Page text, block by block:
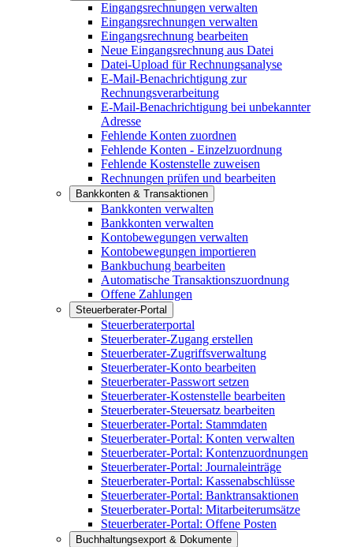
Eingangsrechnungen verwalten
Eingangsrechnungen verwalten
Eingangsrechnung bearbeiten
Neue Eingangsrechnung aus Datei
Datei-Upload für Rechnungsanalyse
E-Mail-Benachrichtigung zur
Rechnungsverarbeitung
E-Mail-Benachrichtigung bei unbekannter
Adresse
Fehlende Konten zuordnen
Fehlende Konten - Einzelzuordnung
Fehlende Kostenstelle zuweisen
Rechnungen prüfen und bearbeiten
Bankkonten & Transaktionen
Bankkonten verwalten
Bankkonten verwalten
Kontobewegungen verwalten
Kontobewegungen importieren
Bankbuchung bearbeiten
Automatische Transaktionszuordnung
Offene Zahlungen
Steuerberater-Portal
Steuerberaterportal
Steuerberater-Zugang erstellen
Steuerberater-Zugriffsverwaltung
Steuerberater-Konto bearbeiten
Steuerberater-Passwort setzen
Steuerberater-Kostenstelle bearbeiten
Steuerberater-Steuersatz bearbeiten
Steuerberater-Portal: Stammdaten
Steuerberater-Portal: Konten verwalten
Steuerberater-Portal: Kontenzuordnungen
Steuerberater-Portal: Journaleinträge
Steuerberater-Portal: Kassenabschlüsse
Steuerberater-Portal: Banktransaktionen
Steuerberater-Portal: Mitarbeiterumsätze
Steuerberater-Portal: Offene Posten
Buchhaltungsexport & Dokumente